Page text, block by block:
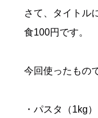
さて、タイトル
食100円です。
今回使ったもの
・パスタ（1kg